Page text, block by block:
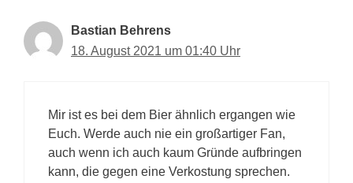
Bastian Behrens
18. August 2021 um 01:40 Uhr
Mir ist es bei dem Bier ähnlich ergangen wie
Euch. Werde auch nie ein großartiger Fan,
auch wenn ich auch kaum Gründe aufbringen
kann, die gegen eine Verkostung sprechen.